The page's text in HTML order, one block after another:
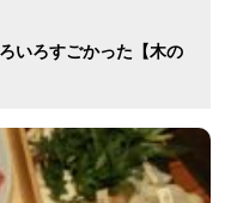
いろすごかった【木の